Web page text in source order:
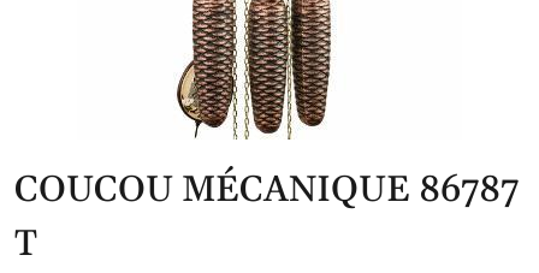
COUCOU MÉCANIQUE 86787
T